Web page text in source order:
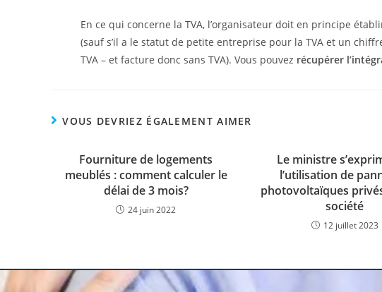
En ce qui concerne la TVA, l’organisateur doit en principe
(sauf s’il a le statut de petite entreprise pour la TVA et un
TVA – et facture donc sans TVA). Vous pouvez récupérer
VOUS DEVRIEZ ÉGALEMENT AIMER
Fourniture de logements
meublés : comment calculer le
délai de 3 mois?
24 juin 2022
Le ministre
l’utilisation de
photovoltaïques
société
12 juillet 2023